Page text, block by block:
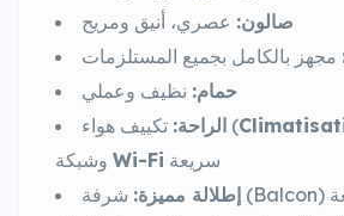
صالون: عصري، أنيق ومريح
مجهز بالكامل بجميع المستلزمات
حمام: نظيف وعملي
الراحة: تكييف هواء (
Wi-Fi سريعة
إطلالة مميزة: شرفة (Balcon) ممتعة